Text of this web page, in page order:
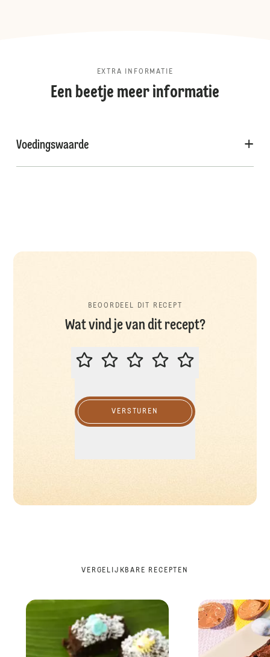
EXTRA INFORMATIE
Een beetje meer informatie
Voedingswaarde
BEOORDEEL DIT RECEPT
Wat vind je van dit recept?
BEOORDEEL DIT RECEPT
VERSTUREN
VERGELIJKBARE RECEPTEN